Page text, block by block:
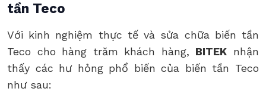
tần Teco
Với kinh nghiệm thực tế và sửa chữa biến tần
Teco cho hàng trăm khách hàng, BITEK nhận
thấy các hư hỏng phổ biến của biến tần Teco
như sau: